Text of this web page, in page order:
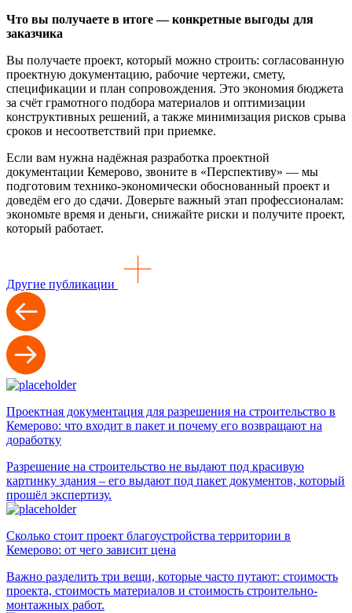
Что вы получаете в итоге — конкретные выгоды для
заказчика
Вы получаете проект, который можно строить: согласованную
проектную документацию, рабочие чертежи, смету,
спецификации и план сопровождения. Это экономия бюджета
за счёт грамотного подбора материалов и оптимизации
конструктивных решений, а также минимизация рисков срыва
сроков и несоответствий при приемке.
Если вам нужна надёжная разработка проектной
документации Кемерово, звоните в «Перспективу» — мы
подготовим технико-экономически обоснованный проект и
доведём его до сдачи. Доверьте важный этап профессионалам:
экономьте время и деньги, снижайте риски и получите проект,
который работает.
Другие публикации
Проектная документация для разрешения на строительство в
Кемерово: что входит в пакет и почему его возвращают на
доработку
Разрешение на строительство не выдают под красивую
картинку здания – его выдают под пакет документов, который
прошёл экспертизу.
Сколько стоит проект благоустройства территории в
Кемерово: от чего зависит цена
Важно разделить три вещи, которые часто путают: стоимость
проекта, стоимость материалов и стоимость строительно-
монтажных работ.